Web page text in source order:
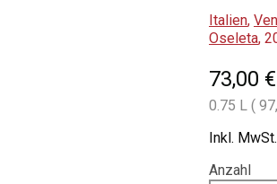
Italien,
Oseleta,
73,00 €
0.75 L (
Inkl.
Anzahl